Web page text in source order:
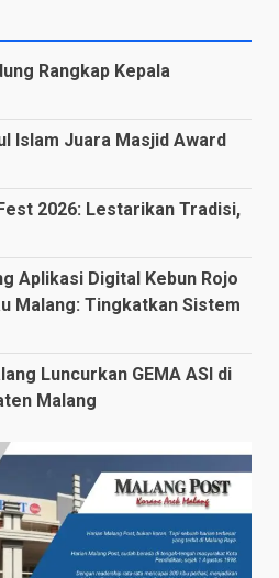
Rangkap Kepala
Islam Juara Masjid Award
2026: Lestarikan Tradisi,
Aplikasi Digital Kebun Rojo
Malang: Tingkatkan Sistem
Luncurkan GEMA ASI di
Malang